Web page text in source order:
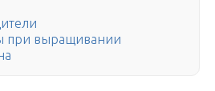
при выращивании